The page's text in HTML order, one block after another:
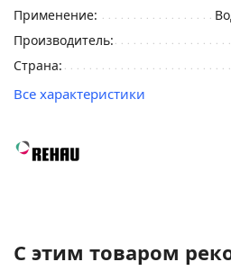
Применение:
Производитель:
Страна:
Все характеристики
С этим товаром